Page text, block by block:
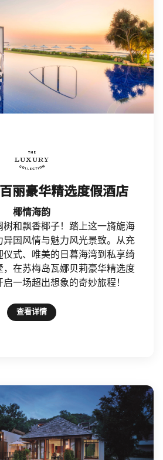
The Luxury Collection
丽豪华精选度假酒店
椰情海韵
树和飘香椰子！踏上这一旖旎海
异国风情与魅力风光景致。从充
仪式、唯美的日暮海湾到私享绮
在苏梅岛瓦娜贝莉豪华精选度
一场超出想象的奇妙旅程！
查看详情